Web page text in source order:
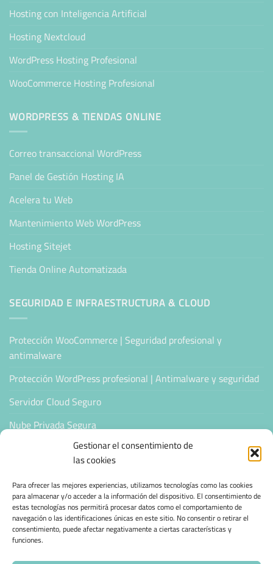
Gestionar el consentimiento de
las cookies
Para ofrecer las mejores experiencias, utilizamos tecnologías como las cookies
para almacenar y/o acceder a la información del dispositivo. El consentimiento de
estas tecnologías nos permitirá procesar datos como el comportamiento de
navegación o las identificaciones únicas en este sitio. No consentir o retirar el
consentimiento, puede afectar negativamente a ciertas características y
funciones.
Hosting con Inteligencia Artificial
Hosting Nextcloud
WordPress Hosting Profesional
WooCommerce Hosting Profesional
WORDPRESS & TIENDAS ONLINE
Correo transaccional WordPress
Panel de Gestión Hosting IA
Acelera tu Web
Mantenimiento Web WordPress
Hosting Sitejet
Tienda Online Automatizada
SEGURIDAD E INFRAESTRUCTURA & CLOUD
Protección WooCommerce | Seguridad profesional y
antimalware
Protección WordPress profesional | Antimalware y seguridad
Servidor Cloud Seguro
Nube Privada Segura
CONFIANZA & ESPECIALIZACIÓN
Sello de Confianza
Empresas Verificadas +100 Protocolos Online
Migración desde otro proveedor